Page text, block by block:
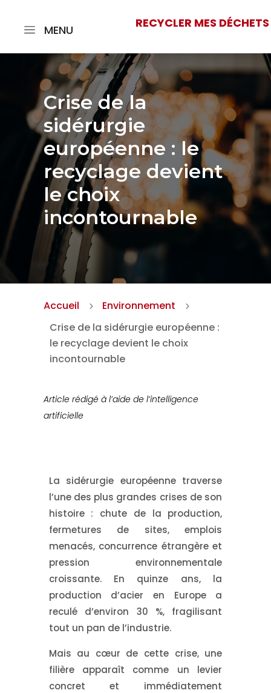
MENU RECYCLER MES DÉCHETS
Crise de la
sidérurgie
européenne : le
recyclage devient
le choix
incontournable
Accueil 5 Environnement 5
Crise de la sidérurgie européenne :
le recyclage devient le choix
incontournable
Article rédigé à l’aide de l’intelligence
artificielle
La sidérurgie européenne traverse
l’une des plus grandes crises de son
histoire : chute de la production,
fermetures de sites, emplois
menacés, concurrence étrangère et
pression environnementale
croissante. En quinze ans, la
production d’acier en Europe a
reculé d’environ 30 %, fragilisant
tout un pan de l’industrie.
Mais au cœur de cette crise, une
filière apparaît comme un levier
concret et immédiatement